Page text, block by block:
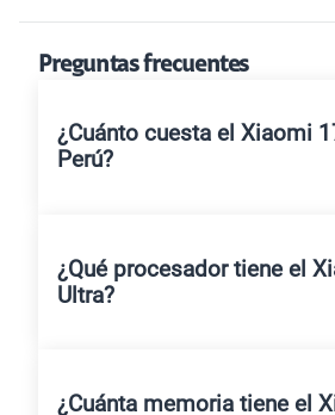
Preguntas frecuentes
¿Cuánto cuesta el Xiaomi
Perú?
¿Qué procesador tiene el
Ultra?
¿Cuánta memoria tiene el